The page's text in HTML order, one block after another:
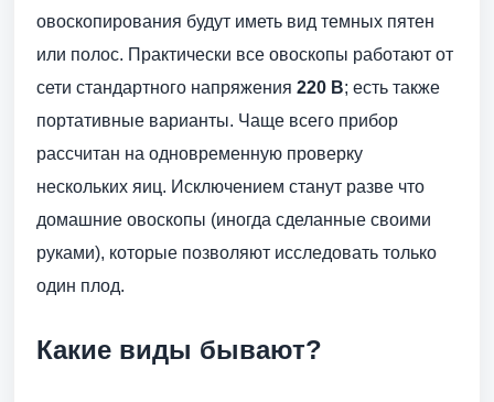
овоскопирования будут иметь вид темных пятен
или полос. Практически все овоскопы работают от
сети стандартного напряжения 220 В; есть также
портативные варианты. Чаще всего прибор
рассчитан на одновременную проверку
нескольких яиц. Исключением станут разве что
домашние овоскопы (иногда сделанные своими
руками), которые позволяют исследовать только
один плод.
Какие виды бывают?